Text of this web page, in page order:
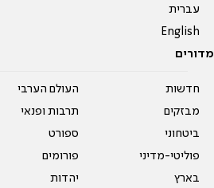
עברית
English
מדורים
חדשות
מבזקים
ביטחוני
פוליטי-מדיני
בארץ
העולם הערבי
תרבות ופנאי
ספורט
פורומים
יהדות